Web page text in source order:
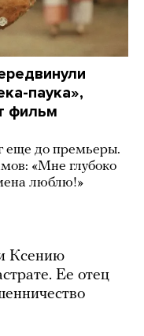
паука»,
фильм
еще до премьеры.
«Мне глубоко
люблю!»
Ксению
Ее отец